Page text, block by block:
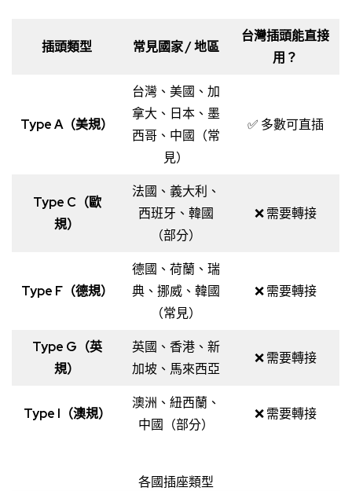
插頭類型 常見國家 / 地區
台灣插頭能直接
用？
Type A（美規）
台灣、美國、加
拿大、日本、墨
西哥、中國（常
見）
✅ 多數可直插
Type C（歐
規）
法國、義大利、
西班牙、韓國
（部分）
❌ 需要轉接
Type F（德規）
德國、荷蘭、瑞
典、挪威、韓國
（常見）
❌ 需要轉接
Type G（英
規）
英國、香港、新
加坡、馬來西亞
❌ 需要轉接
Type I（澳規）
澳洲、紐西蘭、
中國（部分）
❌ 需要轉接
各國插座類型